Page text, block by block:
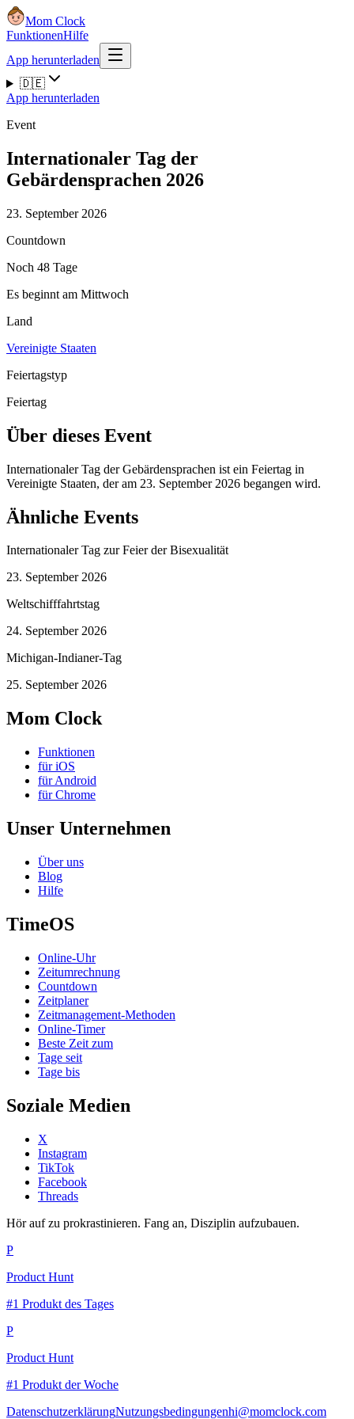
Mom Clock
FunktionenHilfe
App herunterladen
🇩🇪
App herunterladen
Event
Internationaler Tag der
Gebärdensprachen 2026
23. September 2026
Countdown
Noch 48 Tage
Es beginnt am Mittwoch
Land
Vereinigte Staaten
Feiertagstyp
Feiertag
Über dieses Event
Internationaler Tag der Gebärdensprachen ist ein Feiertag in
Vereinigte Staaten, der am 23. September 2026 begangen wird.
Ähnliche Events
Internationaler Tag zur Feier der Bisexualität
23. September 2026
Weltschifffahrtstag
24. September 2026
Michigan-Indianer-Tag
25. September 2026
Mom Clock
Funktionen
für iOS
für Android
für Chrome
Unser Unternehmen
Über uns
Blog
Hilfe
TimeOS
Online-Uhr
Zeitumrechnung
Countdown
Zeitplaner
Zeitmanagement-Methoden
Online-Timer
Beste Zeit zum
Tage seit
Tage bis
Soziale Medien
X
Instagram
TikTok
Facebook
Threads
Hör auf zu prokrastinieren. Fang an, Disziplin aufzubauen.
P
Product Hunt
#1 Produkt des Tages
P
Product Hunt
#1 Produkt der Woche
DatenschutzerklärungNutzungsbedingungenhi@momclock.com